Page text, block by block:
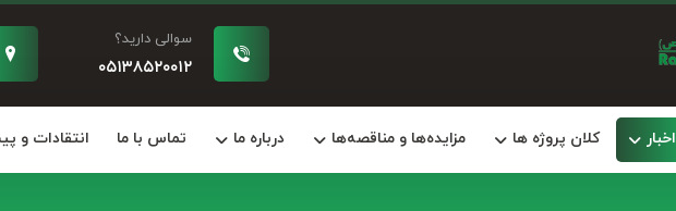
سوالی دارید؟
۰۵۱۳۸۵۲۰۰۱۲
اخبار کلان پروژه ها مزایده‌ها و مناقصه‌ها درباره ما تماس با ما انتقادات و